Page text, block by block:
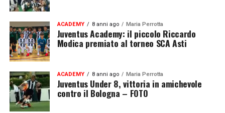
ACADEMY 8 anni ago Maria Perrotta
Juventus Academy: il piccolo Riccardo
Modica premiato al torneo SCA Asti
ACADEMY 8 anni ago Maria Perrotta
Juventus Under 8, vittoria in amichevole
contro il Bologna – FOTO